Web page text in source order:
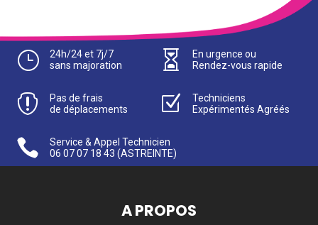
}
24h/24 et 7j/7
sans majoration

En urgence ou
Rendez-vous rapide

Pas de frais
de déplacements
Z
Techniciens
Expérimentés Agréés

Service & Appel Technicien
06 07 07 18 43 (ASTREINTE)
A PROPOS